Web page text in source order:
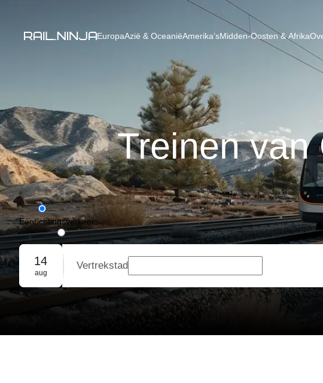
EuropaAzië & OceaniëAmerika’sMidden-Oosten & Afrika
Treinen van
Eénrichtingsverkeer
Retourvlucht
Groepsreservering
14
aug
Vertrekstad